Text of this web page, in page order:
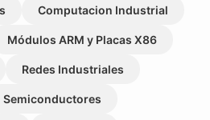
Computacion Industrial
Módulos ARM y Placas X86
Redes Industriales
Semiconductores